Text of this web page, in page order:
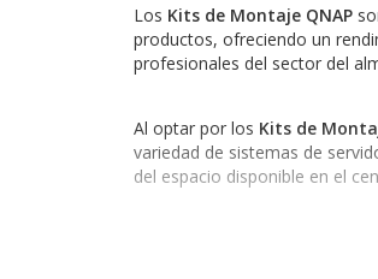
Los Kits de Montaje QNAP
productos, ofreciendo un
profesionales del sector del
Al optar por los Kits de
variedad de sistemas de
del espacio disponible en el